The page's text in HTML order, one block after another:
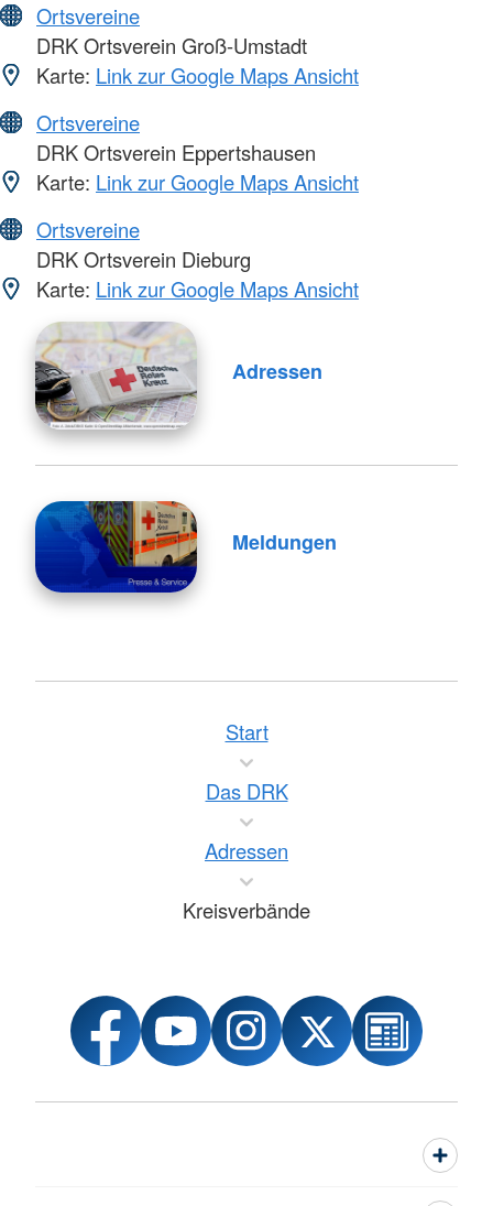
Ortsvereine
DRK Ortsverein Groß-Umstadt
Karte: Link zur Google Maps Ansicht
Ortsvereine
DRK Ortsverein Eppertshausen
Karte: Link zur Google Maps Ansicht
Ortsvereine
DRK Ortsverein Dieburg
Karte: Link zur Google Maps Ansicht
Adressen
Meldungen
Start
Das DRK
Adressen
Kreisverbände